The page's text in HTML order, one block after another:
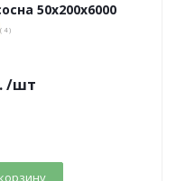
50х200х6000
( 4 )
/шт